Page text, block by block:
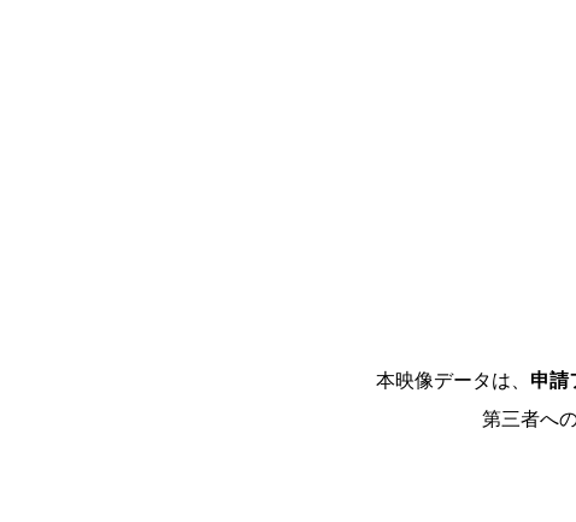
本映像データは、 申請
第三者へ